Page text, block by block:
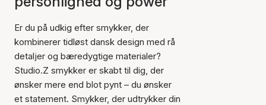
Er du på udkig efter smykker, der
kombinerer tidløst dansk design med rå
detaljer og bæredygtige materialer?
Studio.Z smykker er skabt til dig, der
ønsker mere end blot pynt – du ønsker
et statement. Smykker, der udtrykker din